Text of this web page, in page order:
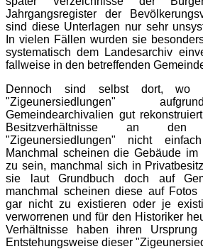
Jahrgangsregister der
sind diese Unterlagen nur sehr
In vielen Fällen wurden sie
systematisch dem Landesarchiv
fallweise in den betreffenden
Dennoch sind selbst dort, wo
"Zigeunersiedlungen"
Gemeindearchivalien gut
Besitzverhältnisse an
"Zigeunersiedlungen" nicht
Manchmal scheinen die Gebäude
zu sein, manchmal sich in
sie laut Grundbuch doch auf
manchmal scheinen diese auf Fotos
gar nicht zu existieren oder je
verworrenen und für den Historiker
Verhältnisse haben ihren
Entstehungsweise dieser